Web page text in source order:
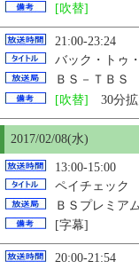
[吹替]
21:00-23:24
バック・トゥ
ＢＳ－ＴＢＳ
[吹替] 30分
2017/02/08(水)
13:00-15:00
ペイチェック
ＢＳプレミア
[字幕]
20:00-21:54